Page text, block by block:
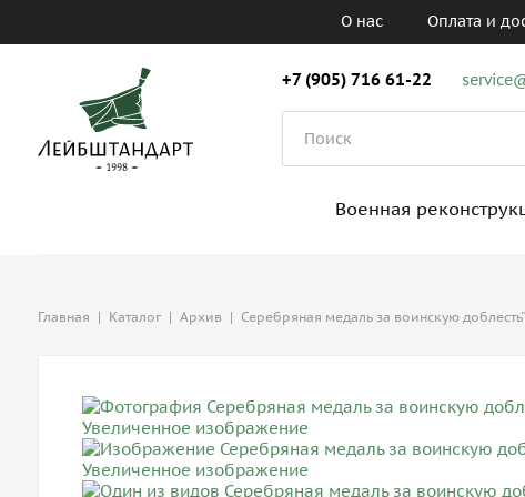
О нас Оплата и
+7 (905) 716 61-22
Военная
Главная | Каталог | Архив | Серебряная медаль за воинскую